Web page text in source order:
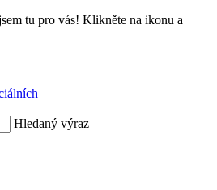
tu pro vás! Klikněte na ikonu a
Hledaný výraz